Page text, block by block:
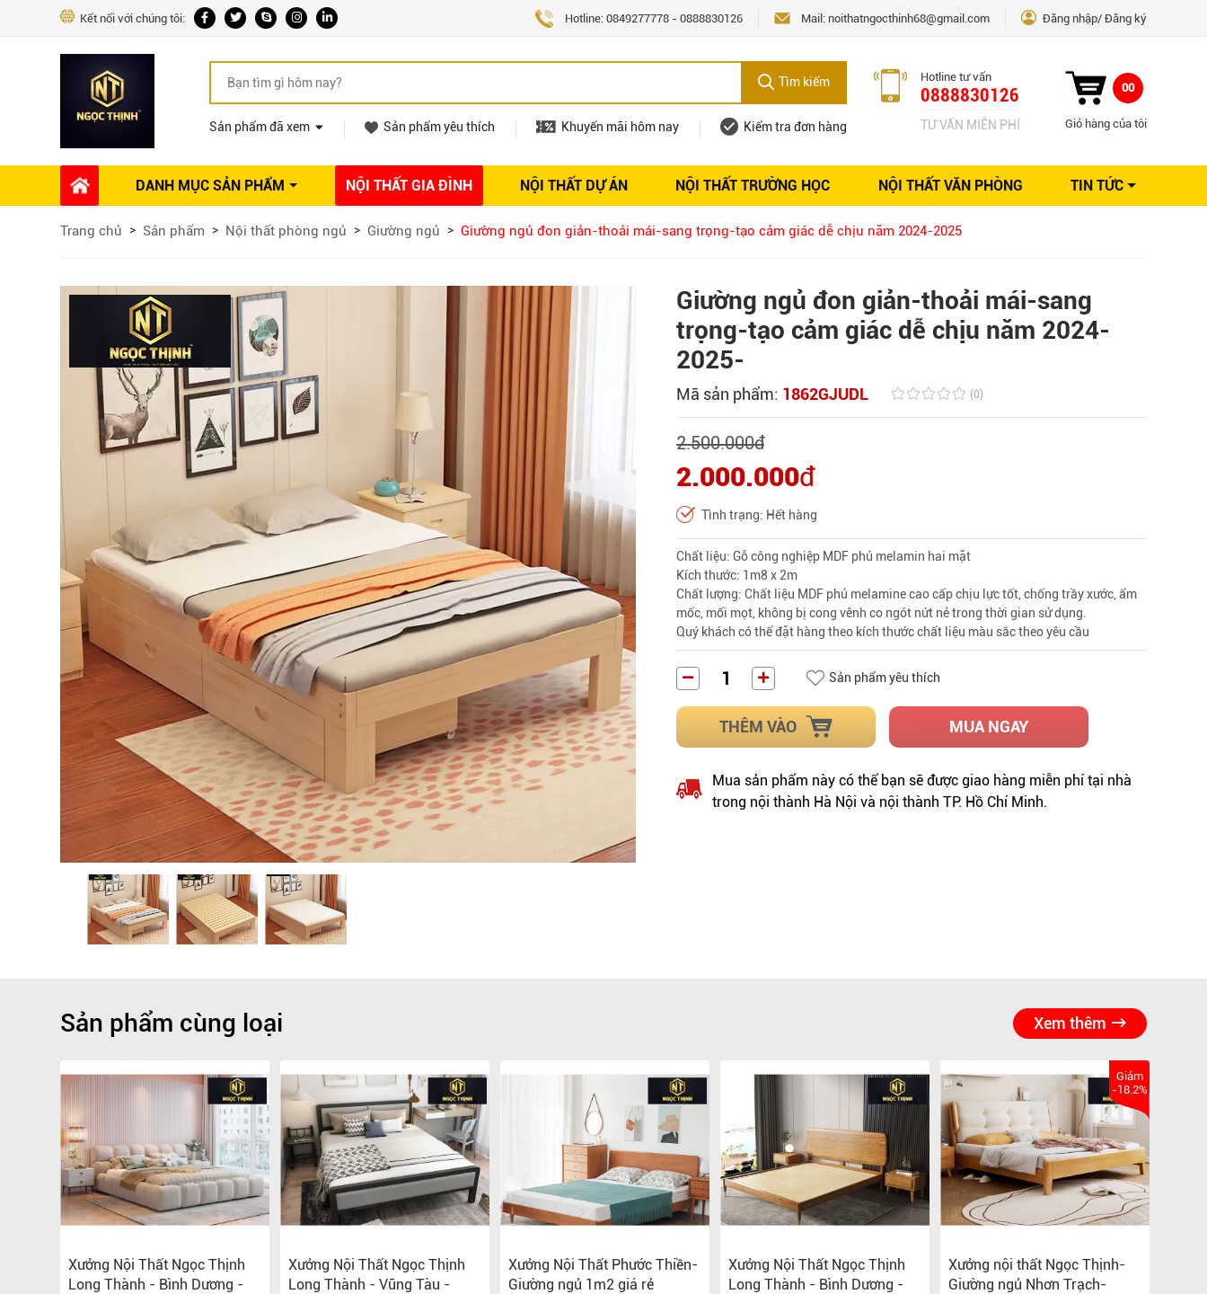
Kết nối với chúng tôi: Hotline: 0849277778 - 0888830126 Mail: noithatngocthinh68@gmail.com Đăng nhập Đăng ký
Tìm kiếm
Sản phẩm đã xem Sản phẩm yêu thích Khuyến mãi hôm nay Kiểm tra đơn hàng
Hotline tư vấn
0888830126
TƯ VẤN MIỄN PHÍ
00
Giỏ hàng của tôi
DANH MỤC SẢN PHẨM
Phụ kiện Nội thất
Ổ khóa tủ
Máy hút mùi
Vòi rửa nhà bếp
Phụ kiện tủ áo
Phụ kiện tủ bếp trên
Thùng đựng gạo
Bếp từ-Bếp hồng ngoại
Chậu rửa bát
Ray trượt – bản lề – tay nắm cửa
Giá để bát đĩa đa năng
Giá để dao thớt
Kệ để chất tẩy rửa
Kệ gia vị
Kệ góc liên hoàn
NỘI THẤT GIA ĐÌNH NỘI THẤT DỰ ÁN NỘI THẤT TRƯỜNG HỌC NỘI THẤT VĂN PHÒNG TIN TỨC
Dự án thi công Báo giá Nội thất Tuyển dụng
Giải pháp thiết kế
Trang chủ Sản phẩm Nội thất phòng ngủ Giường ngủ Giường ngủ đon giản-thoải mái-sang trọng-tạo cảm giác dễ chịu năm 2024-2025
Giường ngủ đon giản-thoải mái-sang
trọng-tạo cảm giác dễ chịu năm 2024-
2025-
Mã sản phẩm: 1862GJUDL (0)
2.500.000đ
2.000.000đ
Tình trạng: Hết hàng
Chất liệu: Gỗ công nghiệp MDF phủ melamin hai mặt
Kích thước: 1m8 x 2m
Chất lượng: Chất liệu MDF phủ melamine cao cấp chịu lực tốt, chống trầy xước, ẩm
mốc, mối mọt, không bị cong vênh co ngót nứt nẻ trong thời gian sử dụng.
Quý khách có thể đặt hàng theo kích thước chất liệu màu sắc theo yêu cầu
Sản phẩm yêu thích
THÊM VÀO MUA NGAY
Mua sản phẩm này có thể bạn sẽ được giao hàng miễn phí tại nhà
trong nội thành Hà Nội và nội thành TP. Hồ Chí Minh.
Sản phẩm cùng loại Xem thêm
Xưởng Nội Thất Ngọc Thịnh
Long Thành - Bình Dương -
Xưởng Nội Thất Ngọc Thịnh
Long Thành - Vũng Tàu -
Xưởng Nội Thất Phước Thiền-
Giường ngủ 1m2 giá rẻ
Xưởng Nội Thất Ngọc Thịnh
Long Thành - Bình Dương -
Giảm
-18.2%
Xưởng nội thất Ngọc Thịnh-
Giường ngủ Nhơn Trạch-